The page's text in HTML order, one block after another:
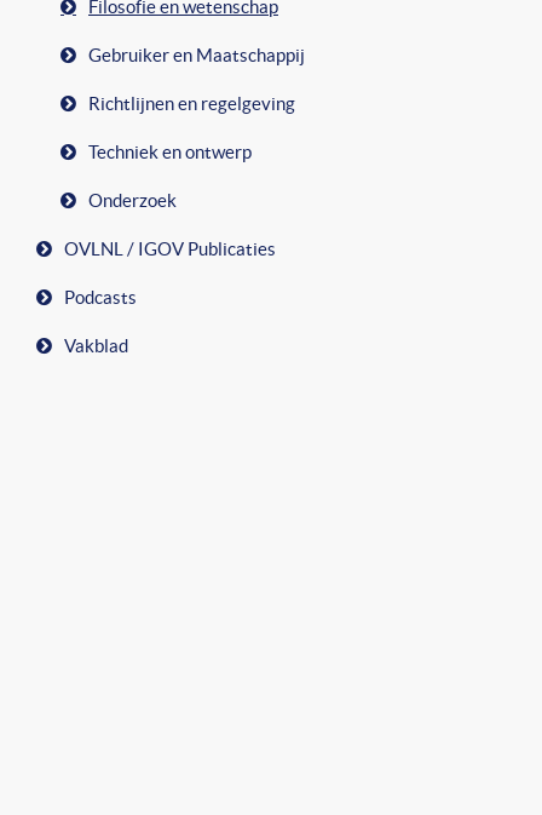
Filosofie en wetenschap
Gebruiker en Maatschappij
Richtlijnen en regelgeving
Techniek en ontwerp
Onderzoek
OVLNL / IGOV Publicaties
Podcasts
Vakblad